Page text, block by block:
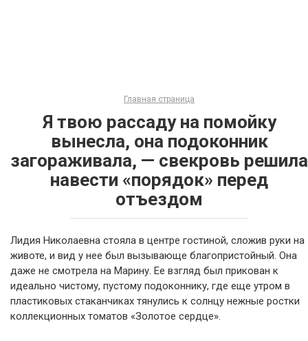
Главная страница
Я твою рассаду на помойку
вынесла, она подоконник
загораживала, — свекровь решила
навести «порядок» перед
отъездом
Лидия Николаевна стояла в центре гостиной, сложив руки на
животе, и вид у нее был вызывающе благопристойный. Она
даже не смотрела на Марину. Ее взгляд был прикован к
идеально чистому, пустому подоконнику, где еще утром в
пластиковых стаканчиках тянулись к солнцу нежные ростки
коллекционных томатов «Золотое сердце».